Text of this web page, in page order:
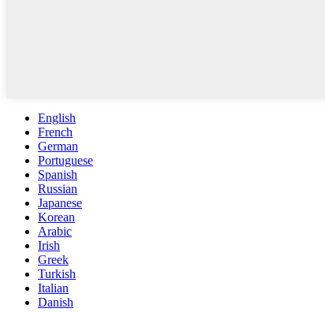
English
French
German
Portuguese
Spanish
Russian
Japanese
Korean
Arabic
Irish
Greek
Turkish
Italian
Danish